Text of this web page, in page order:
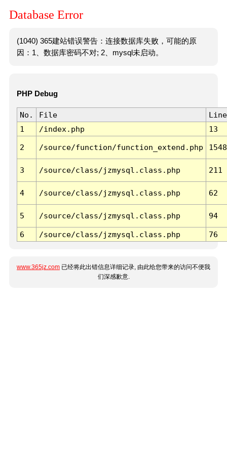
Database Error
(1040) 365建站错误警告：连接数据库失败，可能的原
因：1、数据库密码不对; 2、mysql未启动。
PHP Debug
No. File
Line
1
/index.php 13
2 /source/function/function_extend.php 1548
3 /source/class/jzmysql.class.php 211
4 /source/class/jzmysql.class.php 62
5 /source/class/jzmysql.class.php 94
6 /source/class/jzmysql.class.php 76
www.365jz.com 已经将此出错信息详细记录, 由此给您带来的访问不便我
们深感歉意.